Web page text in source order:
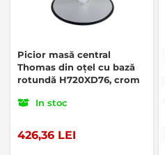
Picior masă central
Thomas din oțel cu bază
rotundă H720XD76, crom
In stoc
426,36 LEI